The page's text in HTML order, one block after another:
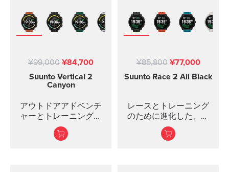
¥99,000 ¥84,700
Suunto Vertical 2
Canyon
アウトドアアドベンチ
ャーとトレーニングの
ために進化した、
究極のスポーツウォッ
¥85,800 ¥77,000
Suunto Race 2 All Black
レースとトレーニング
のために進化した、究
極のスポーツウォッチ